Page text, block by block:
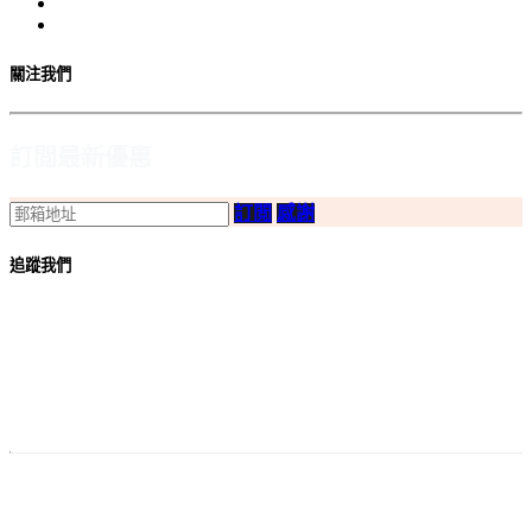
關注我們
訂閲 感謝
追蹤我們